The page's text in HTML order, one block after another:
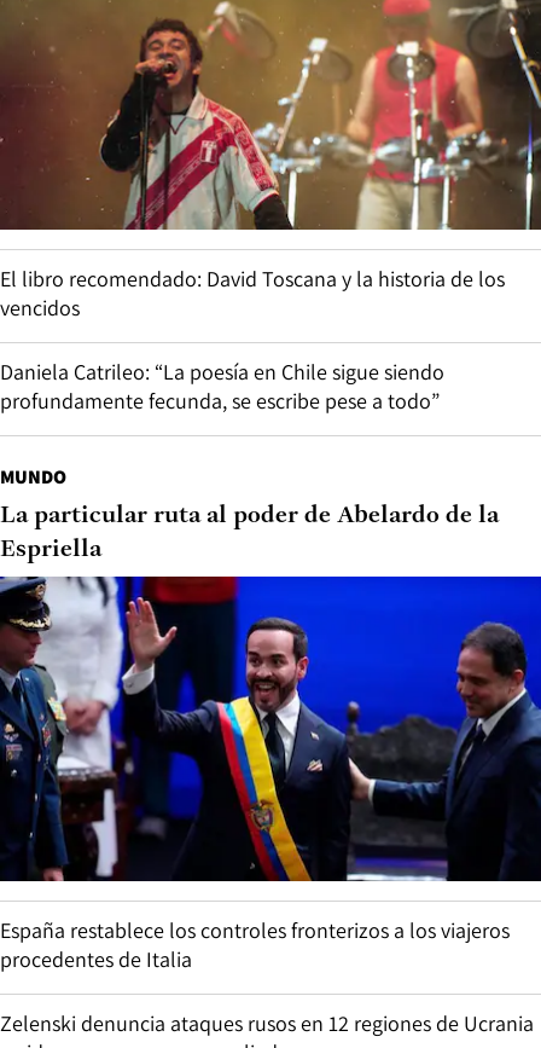
El libro recomendado: David Toscana y la historia de los
vencidos
Daniela Catrileo: “La poesía en Chile sigue siendo
profundamente fecunda, se escribe pese a todo”
MUNDO
La particular ruta al poder de Abelardo de la
Espriella
España restablece los controles fronterizos a los viajeros
procedentes de Italia
Zelenski denuncia ataques rusos en 12 regiones de Ucrania